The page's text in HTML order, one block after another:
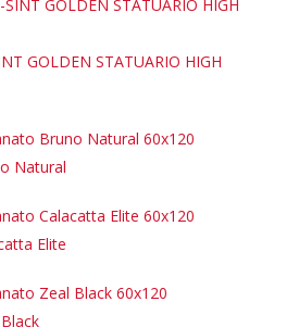
GOLDEN STATUARIO HIGH
60x120
Natural
60x120
Elite
60x120